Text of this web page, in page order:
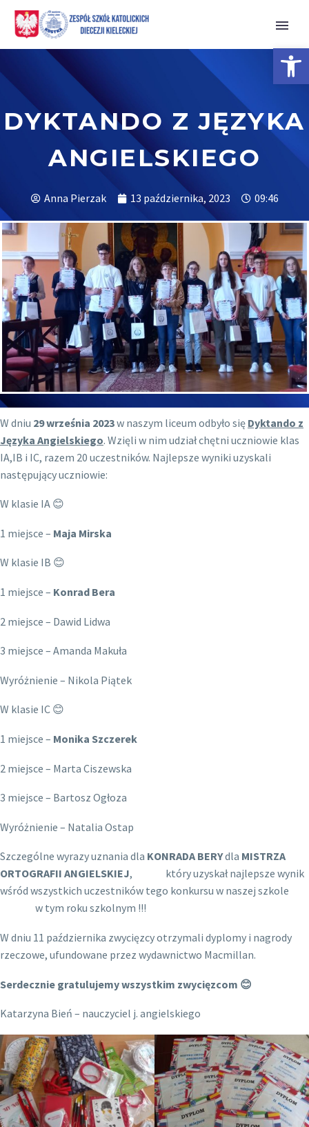
DYKTANDO Z JĘZYKA
ANGIELSKIEGO
Anna Pierzak 13 października, 2023 09:46
W dniu 29 września 2023w naszym liceum odbyło się Dyktando z
Języka Angielskiego. Wzięli w nim udział chętni uczniowie klas
IA,IB i IC, razem 20 uczestników. Najlepsze wyniki uzyskali
następujący uczniowie:
W klasie IA 😊
1 miejsce – Maja Mirska
W klasie IB 😊
1 miejsce – Konrad Bera
2 miejsce – Dawid Lidwa
3 miejsce – Amanda Makuła
Wyróżnienie – Nikola Piątek
W klasie IC 😊
1 miejsce – Monika Szczerek
2 miejsce – Marta Ciszewska
3 miejsce – Bartosz Ogłoza
Wyróżnienie – Natalia Ostap
Szczególne wyrazy uznania dla KONRADA BERYdla MISTRZA
ORTOGRAFII ANGIELSKIEJ, który uzyskał najlepsze wynik
wśród wszystkich uczestników tego konkursu w naszej szkole
w tym roku szkolnym !!!
W dniu 11 października zwycięzcy otrzymali dyplomy i nagrody
rzeczowe, ufundowane przez wydawnictwo Macmillan.
Serdecznie gratulujemy wszystkim zwycięzcom 😊
Katarzyna Bień – nauczyciel j. angielskiego